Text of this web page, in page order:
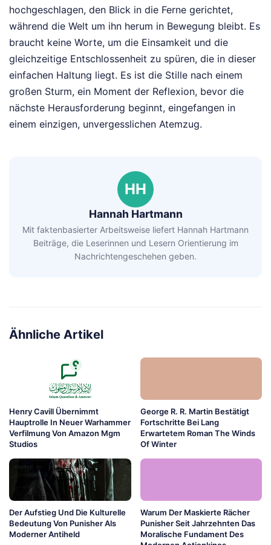
hochgeschlagen, den Blick in die Ferne gerichtet,
während die Welt um ihn herum in Bewegung bleibt. Es
braucht keine Worte, um die Einsamkeit und die
gleichzeitige Entschlossenheit zu spüren, die in dieser
einfachen Haltung liegt. Es ist die Stille nach einem
großen Sturm, ein Moment der Reflexion, bevor die
nächste Herausforderung beginnt, eingefangen in
einem einzigen, unvergesslichen Atemzug.
HH
Hannah Hartmann
Mit faktenbasierter Arbeitsweise liefert Hannah Hartmann
Beiträge, die Leserinnen und Lesern Orientierung im
Nachrichtengeschehen geben.
Ähnliche Artikel
Henry Cavill Übernimmt
Hauptrolle In Neuer Warhammer
Verfilmung Von Amazon Mgm
Studios
George R. R. Martin Bestätigt
Fortschritte Bei Lang
Erwartetem Roman The Winds
Of Winter
Der Aufstieg Und Die Kulturelle
Bedeutung Von Punisher Als
Moderner Antiheld
Warum Der Maskierte Rächer
Punisher Seit Jahrzehnten Das
Moralische Fundament Des